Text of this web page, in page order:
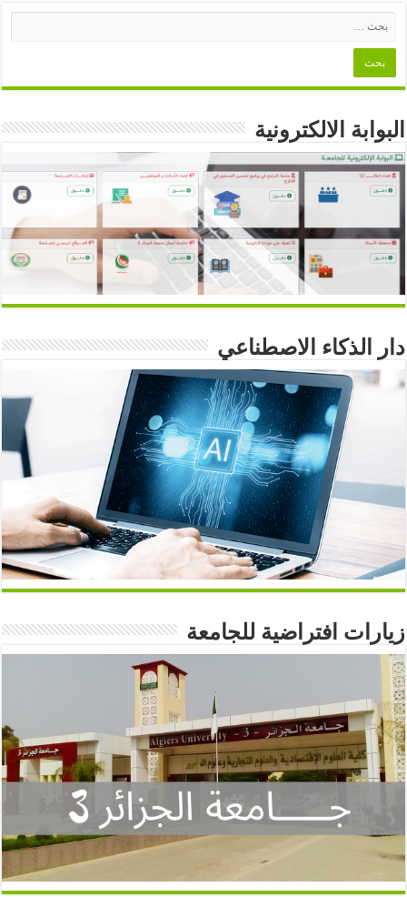
البوابة الالكترونية
دار الذكاء الاصطناعي
زيارات افتراضية للجامعة